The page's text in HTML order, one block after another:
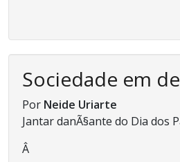
Sociedade em
Por Neide Uriarte
Jantar danÃ§ante do Dia dos
Â